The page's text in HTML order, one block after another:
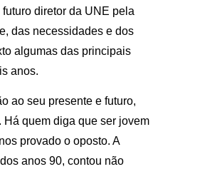
diretor da UNE pela
das necessidades e dos
algumas das principais
anos.
ao seu presente e futuro,
quem diga que ser jovem
provado o oposto. A
anos 90, contou não